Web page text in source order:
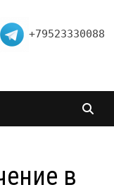
+79523330088
в